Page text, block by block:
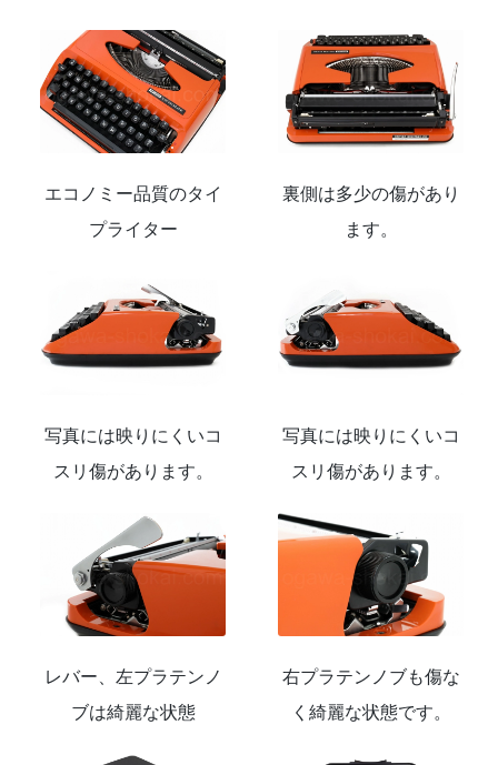
エコノミー品質のタイ
プライター
裏側は多少の傷があり
ます。
写真には映りにくいコ
スリ傷があります。
写真には映りにくいコ
スリ傷があります。
レバー、左プラテンノ
ブは綺麗な状態
右プラテンノブも傷な
く綺麗な状態です。